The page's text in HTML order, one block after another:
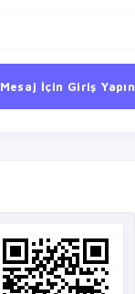
Mesaj İçin Giriş Yapın